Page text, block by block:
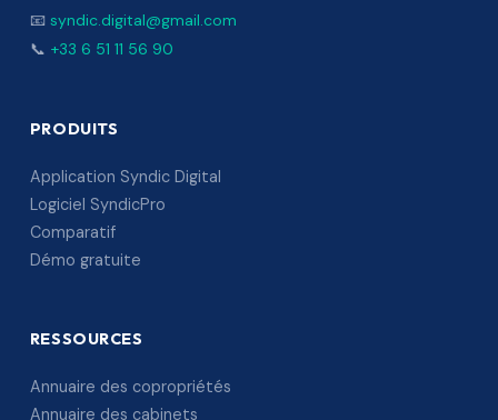
📧 syndic.digital@gmail.com
📞 +33 6 51 11 56 90
PRODUITS
Application Syndic Digital
Logiciel SyndicPro
Comparatif
Démo gratuite
RESSOURCES
Annuaire des copropriétés
Annuaire des cabinets